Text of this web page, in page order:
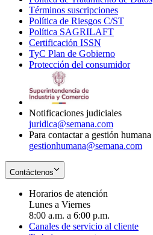
new
window
Términos suscripciones
in
Política de Riesgos C/ST
Política SAGRILAFT
new
window
Certificación ISSN
in
new
TyC Plan de Gobierno
in
Protección del consumidorOpens
Notificaciones judiciales
juridica@semana.com
Para contactar a gestión humana
gestionhumana@semana.com
Contáctenos
Horarios de atención
Lunes a Viernes
8:00 a.m. a 6:00 p.m.
Canales de servicio al cliente